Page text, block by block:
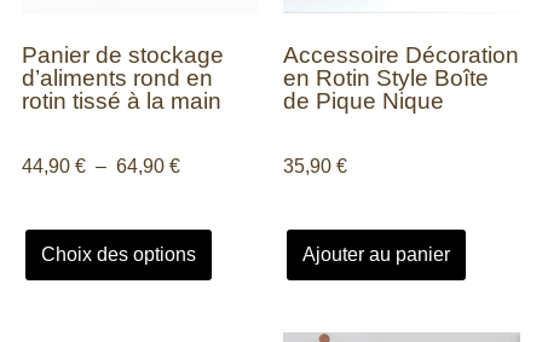
Panier de stockage
d’aliments rond en
rotin tissé à la main
44,90 € – 64,90 €
Choix des options
Accessoire Décoration
en Rotin Style Boîte
de Pique Nique
35,90 €
Ajouter au panier